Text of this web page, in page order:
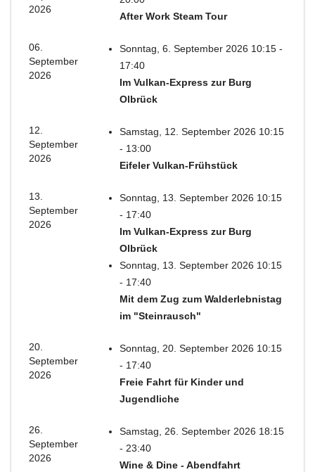
2026
After Work Steam Tour
06.
September
2026
Sonntag, 6. September 2026 10:15 -
17:40
Im Vulkan-Express zur Burg
Olbrück
12.
September
2026
Samstag, 12. September 2026 10:15
- 13:00
Eifeler Vulkan-Frühstück
13.
September
2026
Sonntag, 13. September 2026 10:15
- 17:40
Im Vulkan-Express zur Burg
Olbrück
Sonntag, 13. September 2026 10:15
- 17:40
Mit dem Zug zum Walderlebnistag
im "Steinrausch"
20.
September
2026
Sonntag, 20. September 2026 10:15
- 17:40
Freie Fahrt für Kinder und
Jugendliche
26.
September
2026
Samstag, 26. September 2026 18:15
- 23:40
Wine & Dine - Abendfahrt